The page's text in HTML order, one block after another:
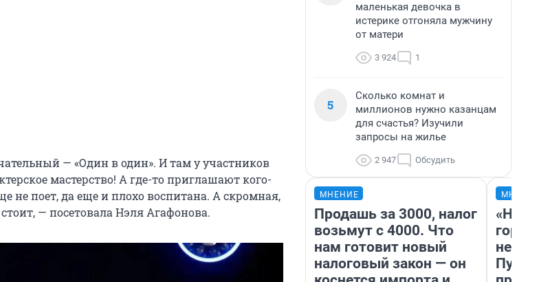
— «Один в один». И там у участников
мастерство! А где-то приглашают кого-
не поет, да еще и плохо воспитана. А скромная,
— посетовала Нэля Агафонова.
маленькая девочка в
истерике отгоняла мужчину
от матери
3 924 1
5
Сколько комнат и
миллионов нужно казанцам
для счастья? Изучили
запросы на жилье
2 947 Обсудить
МНЕНИЕ
Продашь за 3000, налог
возьмут с 4000. Что
нам готовит новый
налоговый закон — он
«Нет